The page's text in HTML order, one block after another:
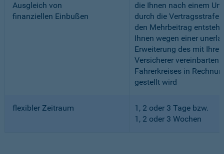
Ausgleich von
finanziellen Einbußen
die Ihnen nach einem
durch die Vertragsstrafe
den Mehrbeitrag
Ihnen wegen einer
Erweiterung des mit
Versicherer vereinbarten
Fahrerkreises in
gestellt wird
flexibler Zeitraum
1, 2 oder 3 Tage bzw.
1, 2 oder 3 Wochen